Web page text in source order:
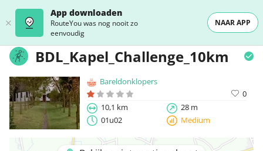
App downloaden
RouteYou was nog nooit zo
eenvoudig
NAAR APP
BDL_Kapel_Challenge_10km
Bareldonklopers
0
10,1 km
28 m
01u02
Medium